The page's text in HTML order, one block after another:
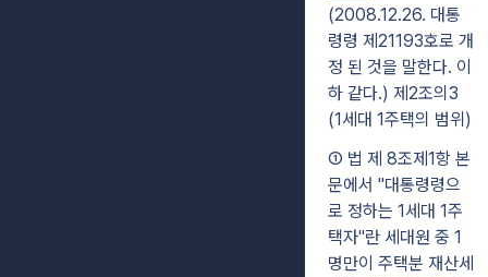
(2008.12.26. 대통
령령 제21193호로 개
정 된 것을 말한다. 이
하 같다.) 제2조의3
(1세대 1주택의 범위)
① 법 제 8조제1항 본
문에서 "대통령령으
로 정하는 1세대 1주
택자"란 세대원 중 1
명만이 주택분 재산세